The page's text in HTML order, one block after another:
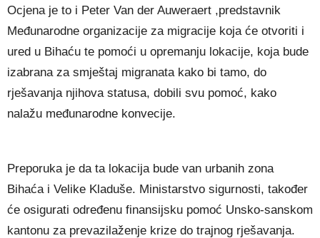
Ocjena je to i Peter Van der Auweraert ,predstavnik
Međunarodne organizacije za migracije koja će otvoriti i
ured u Bihaću te pomoći u opremanju lokacije, koja bude
izabrana za smještaj migranata kako bi tamo, do
rješavanja njihova statusa, dobili svu pomoć, kako
nalažu međunarodne konvecije.
Preporuka je da ta lokacija bude van urbanih zona
Bihaća i Velike Kladuše. Ministarstvo sigurnosti, također
će osigurati određenu finansijsku pomoć Unsko-sanskom
kantonu za prevazilaženje krize do trajnog rješavanja.